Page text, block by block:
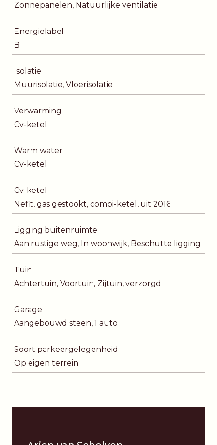
Zonnepanelen, Natuurlijke ventilatie
Energielabel
B
Isolatie
Muurisolatie, Vloerisolatie
Verwarming
Cv-ketel
Warm water
Cv-ketel
Cv-ketel
Nefit, gas gestookt, combi-ketel, uit 2016
Ligging buitenruimte
Aan rustige weg, In woonwijk, Beschutte ligging
Tuin
Achtertuin, Voortuin, Zijtuin, verzorgd
Garage
Aangebouwd steen, 1 auto
Soort parkeergelegenheid
Op eigen terrein